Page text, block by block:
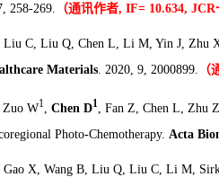
258-269.
（通讯作者, IF= 10.634, JCR
Liu C, Liu Q, Chen L, Li M, Yin J, Zhu
Materials 2020, 9, 2000899. （
Zuo W1 Chen D1 , Fan Z, Chen L, Zhu
Photo-Chemotherapy. Acta
Gao X, Wang B, Liu Q, Liu C, Li M,